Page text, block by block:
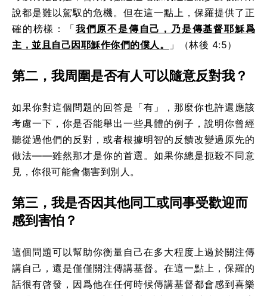
說都是難以駕馭的危機。但在這一點上，保羅提供了正
確的榜樣：「我們原不是傳自己，乃是傳基督耶穌爲
主，並且自己因耶穌作你們的僕人。
」（林後 4:5）
第二，我周圍是否有人可以隨意反對我？
如果你對這個問題的回答是「有」，那麼你也許還應該
考慮一下，你是否能舉出一些具體的例子，說明你曾經
聽從過他們的反對，或者根據明智的反饋改變過原先的
做法——雖然那才是你的首選。如果你總是扼殺不同意
見，你很可能會傷害到別人。
第三，我是否因其他同工或同事受歡迎而
感到害怕？
這個問題可以幫助你衡量自己在多大程度上過於關注傳
講自己，還是僅僅關注傳講基督。在這一點上，保羅的
話很有啓發，因爲他在任何時候傳講基督都會感到喜樂